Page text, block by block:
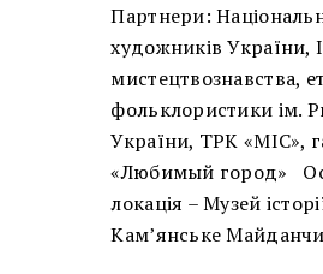
Партнери:
художників України,
мистецтвознавства,
фольклористики ім.
України, ТРК «МІС»,
«Любимый город»
локація – Музей
Кам’янське